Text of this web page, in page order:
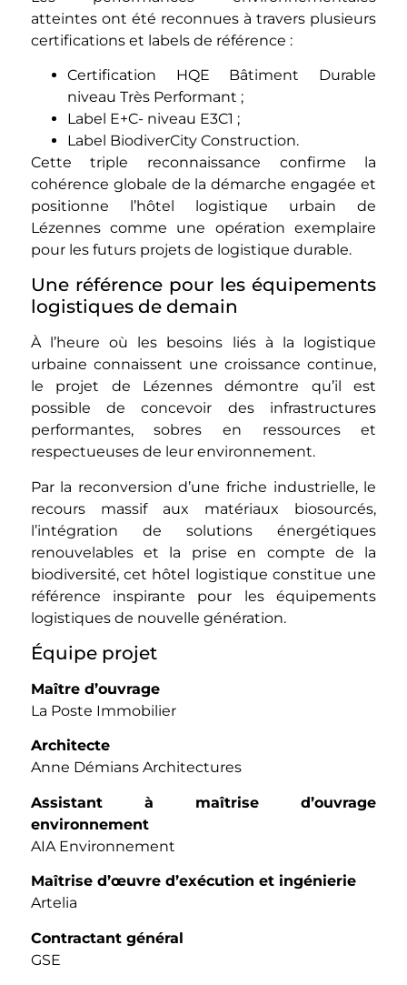
atteintes ont été reconnues à travers plusieurs
certifications et labels de référence :
Certification HQE Bâtiment Durable
niveau Très Performant ;
Label E+C- niveau E3C1 ;
Label BiodiverCity Construction.
Cette triple reconnaissance confirme la
cohérence globale de la démarche engagée et
positionne l’hôtel logistique urbain de
Lézennes comme une opération exemplaire
pour les futurs projets de logistique durable.
Une référence pour les équipements
logistiques de demain
À l’heure où les besoins liés à la logistique
urbaine connaissent une croissance continue,
le projet de Lézennes démontre qu’il est
possible de concevoir des infrastructures
performantes, sobres en ressources et
respectueuses de leur environnement.
Par la reconversion d’une friche industrielle, le
recours massif aux matériaux biosourcés,
l’intégration de solutions énergétiques
renouvelables et la prise en compte de la
biodiversité, cet hôtel logistique constitue une
référence inspirante pour les équipements
logistiques de nouvelle génération.
Équipe projet
Maître d’ouvrage
La Poste Immobilier
Architecte
Anne Démians Architectures
Assistant à maîtrise d’ouvrage
environnement
AIA Environnement
Maîtrise d’œuvre d’exécution et ingénierie
Artelia
Contractant général
GSE